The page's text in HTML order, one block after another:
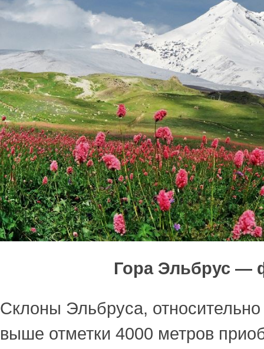
Гора Эльбрус —
Склоны Эльбруса, относительно
выше отметки 4000 метров